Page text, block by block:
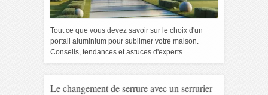
Tout ce que vous devez savoir sur le choix d'un
portail aluminium pour sublimer votre maison.
Conseils, tendances et astuces d'experts.
Le changement de serrure avec un serrurier